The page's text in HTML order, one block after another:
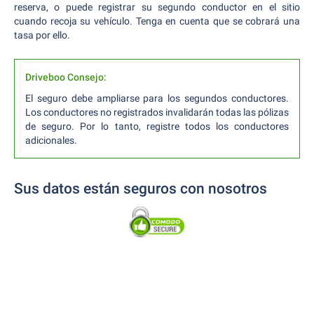
reserva, o puede registrar su segundo conductor en el sitio
cuando recoja su vehículo. Tenga en cuenta que se cobrará una
tasa por ello.
Driveboo Consejo:
El seguro debe ampliarse para los segundos conductores.
Los conductores no registrados invalidarán todas las pólizas
de seguro. Por lo tanto, registre todos los conductores
adicionales.
Sus datos están seguros con nosotros